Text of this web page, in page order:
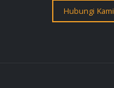
Hubungi Kami